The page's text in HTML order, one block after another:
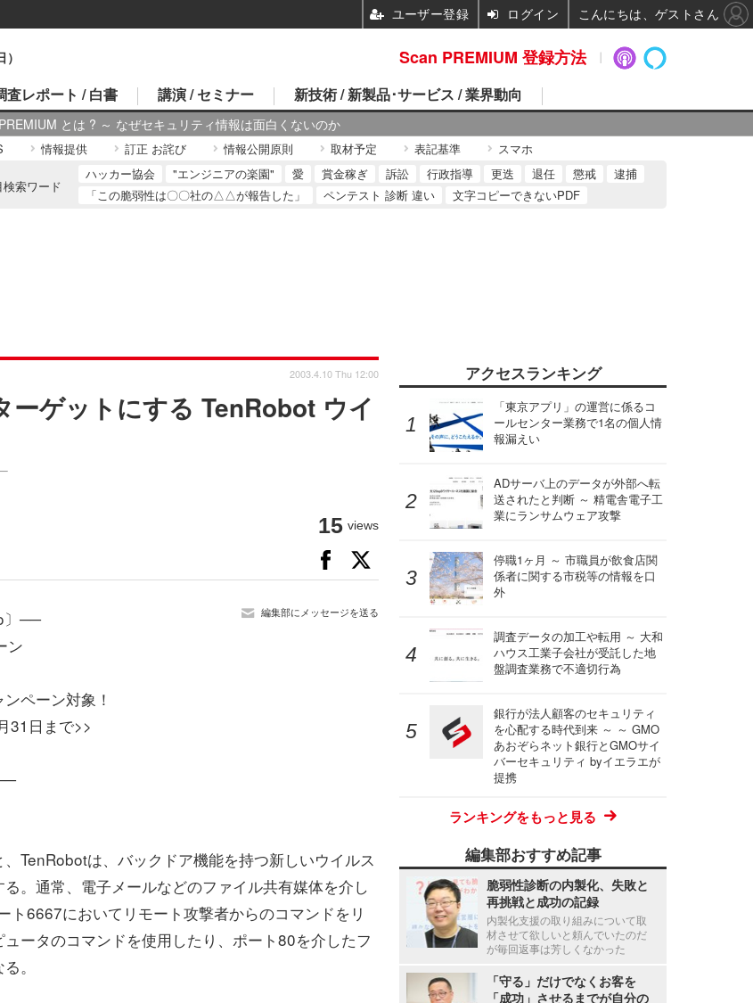
とは ? ～ なぜセキュリティ情報は面白くないのか
査レポート / 白書 講演 / セミナー 新技術 / 新製品･サービス / 業界動向
情報提供 訂正 お詫び 情報公開原則 取材予定 表記基準 スマホ
検索ワード
ハッカー協会 "エンジニアの楽園" 愛 賞金稼ぎ 訴訟 行政指導 更迭 退任 懲戒
逮捕
「この脆弱性は〇〇社の△△が報告した」
ペンテスト 診断 違い 文字コピーできないPDF
ゲットにする TenRobot ウイ
2003.4.10 Thu 12:00
15 views
編集部にメッセージを送る
──
ン
ペーン対象！
日まで>>
TenRobotは、バックドア機能を持つ新しいウイルス
。通常、電子メールなどのファイル共有媒体を介し
6667においてリモート攻撃者からのコマンドをリ
ータのコマンドを使用したり、ポート80を介したフ
。
アクセスランキング
「東京アプリ」の運営に係るコ
ールセンター業務で1名の個人情
報漏えい
ADサーバ上のデータが外部へ転
送されたと判断 ～ 精電舎電子工
業にランサムウェア攻撃
停職1ヶ月 ～ 市職員が飲食店関
係者に関する市税等の情報を口
外
調査データの加工や転用 ～ 大和
ハウス工業子会社が受託した地
盤調査業務で不適切行為
銀行が法人顧客のセキュリティ
を心配する時代到来 ～ ～ GMO
あおぞらネット銀行とGMOサイ
バーセキュリティ byイエラエが
提携
ランキングをもっと見る
編集部おすすめ記事
脆弱性診断の内製化、失敗と
再挑戦と成功の記録
内製化支援の取り組みについて取
材させて欲しいと頼んでいたのだ
が毎回返事は芳しくなかった
「守る」だけでなくお客を
「成功」させるまでが自分の
Scan PREMIUM 登録方法
ユーザー登録 ログイン こんにちは、ゲストさん